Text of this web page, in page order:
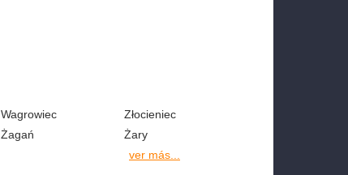
Wagrowiec
Złocieniec
Żagań
Żary
ver más...